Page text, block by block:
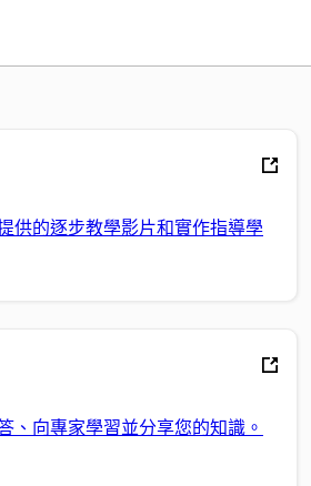
供的逐步教學影片和實作指導學
、向專家學習並分享您的知識。